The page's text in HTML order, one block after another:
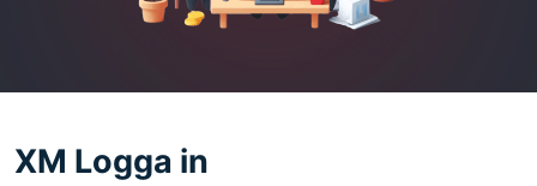
XM Logga in